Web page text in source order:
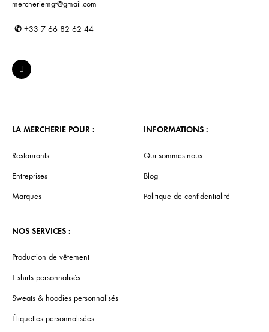
mercheriemgt@gmail.com
✆ +33 7 66 82 62 44
LA MERCHERIE POUR :
Restaurants
Entreprises
Marques
NOS SERVICES :
Production de vêtement
T-shirts personnalisés
Sweats & hoodies personnalisés
Étiquettes personnalisées
INFORMATIONS :
Qui sommes-nous
Blog
Politique de confidentialité